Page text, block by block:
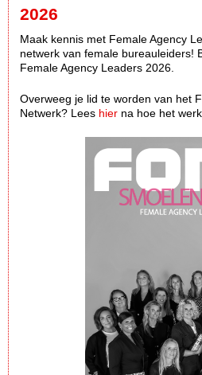
2026
Maak kennis met Female Agency
netwerk van female bureauleiders!
Female Agency Leaders 2026.
Overweeg je lid te worden van het
Netwerk? Lees hier na hoe het